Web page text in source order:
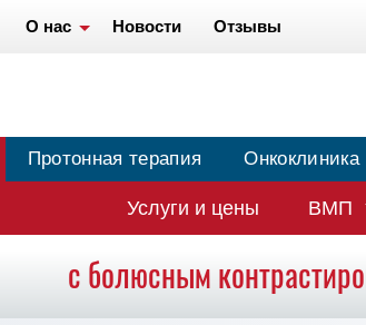
О нас Новости Отзывы
Протонная терапия Онкоклиника
Услуги и цены ВМП
с болюсным